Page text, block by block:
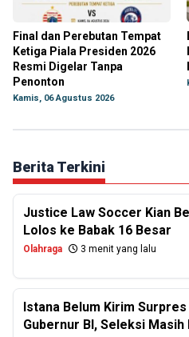
Final dan Perebutan Tempat
Ketiga Piala Presiden 2026
Resmi Digelar Tanpa
Penonton
Kamis, 06 Agustus 2026
Berita Terkini
Justice Law Soccer Kian
Lolos ke Babak 16 Besar
Olahraga 3 menit yang lalu
Istana Belum Kirim
Gubernur BI, Seleksi Masih